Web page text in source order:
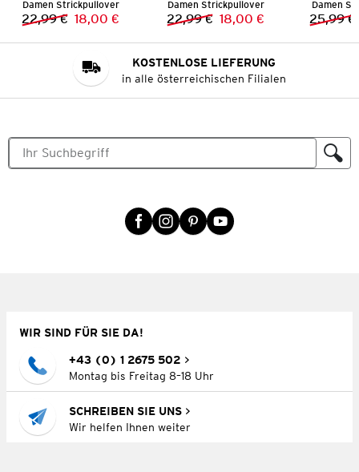
Damen Strickpullover
Vorheriger Preis:
22,99 € Neuer Preis:
18,00 €
Damen Strickpullover
Vorheriger Preis:
22,99 € Neuer Preis:
18,00 €
Damen
25,99 €
KOSTENLOSE LIEFERUNG
in alle österreichischen Filialen
WIR SIND FÜR SIE DA!
+43 (0) 1 2675 502
Montag bis Freitag 8–18 Uhr
SCHREIBEN SIE UNS
Wir helfen Ihnen weiter